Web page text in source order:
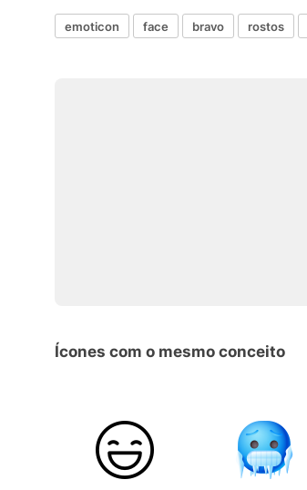
emoticon face bravo rostos
Ícones com o mesmo conceito